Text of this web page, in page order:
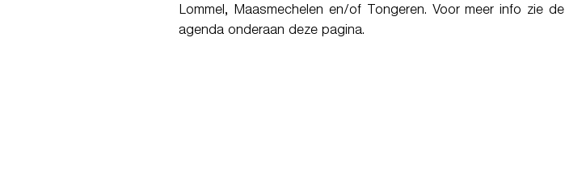
Lommel, Maasmechelen en/of Tongeren. Voor meer info zie de
agenda onderaan deze pagina.